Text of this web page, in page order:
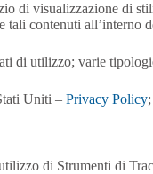
di visualizzazione di
tali contenuti all’interno
di utilizzo; varie
Uniti – Privacy Policy
di Strumenti di